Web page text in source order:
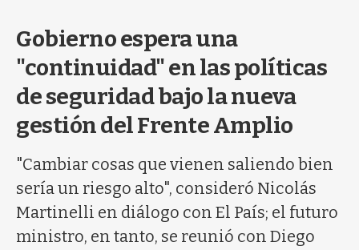
Gobierno espera una
"continuidad" en las políticas
de seguridad bajo la nueva
gestión del Frente Amplio
"Cambiar cosas que vienen saliendo bien
sería un riesgo alto", consideró Nicolás
Martinelli en diálogo con El País; el futuro
ministro, en tanto, se reunió con Diego